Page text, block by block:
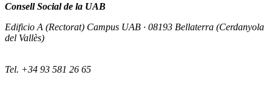
Consell Social de la UAB
Edificio A (Rectorat) Campus UAB · 08193 Bellaterra (Cerdanyola
del Vallès)
Tel. +34 93 581 26 65